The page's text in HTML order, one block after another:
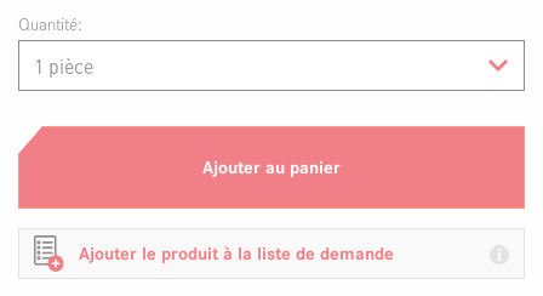
Quantité:
Ajouter au panier
Ajouter le produit à la liste de demande